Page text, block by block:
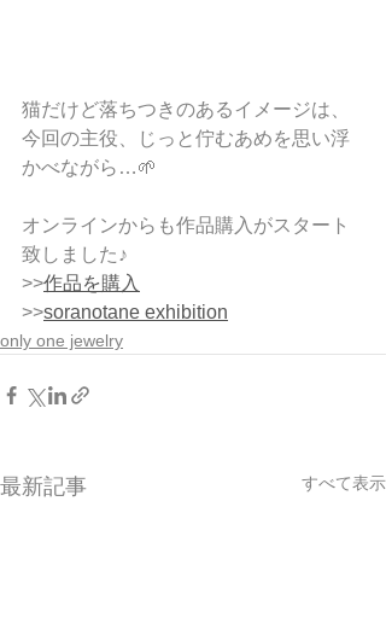
猫だけど落ちつきのあるイメージは、
今回の主役、じっと佇むあめを思い浮
かべながら…🌱
オンラインからも作品購入がスタート
致しました♪
>>作品を購入
>>soranotane exhibition
only one jewelry
最新記事 すべて表示